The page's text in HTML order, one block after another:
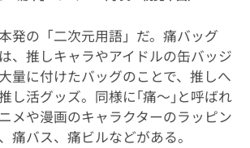
発の「二次元用語」だ。痛バッグ
、推しキャラやアイドルの缶バッジ
量に付けたバッグのことで、推しへ
し活グッズ。同様に｢痛〜｣と呼ばれ
メや漫画のキャラクターのラッピン
痛バス、痛ビルなどがある。